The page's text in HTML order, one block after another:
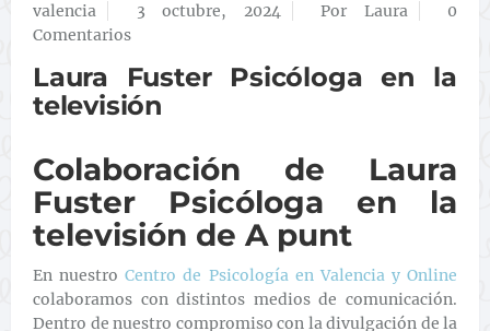
valencia
3 octubre, 2024 Por Laura
0
Comentarios
Laura Fuster Psicóloga en la
televisión
Colaboración de Laura
Fuster Psicóloga en la
televisión de A punt
En nuestroCentro de Psicología en Valencia y Online
colaboramos con distintos medios de comunicación.
Dentro de nuestro compromiso con la divulgación de la